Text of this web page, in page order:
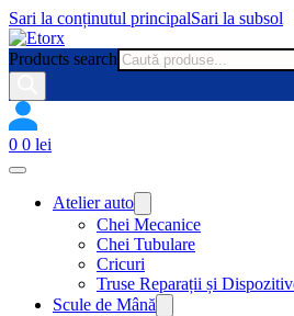
Sari la conținutul principalSari la subsol
Products search
0 0 lei
Atelier auto
Chei Mecanice
Chei Tubulare
Cricuri
Truse Reparații și
Scule de Mână